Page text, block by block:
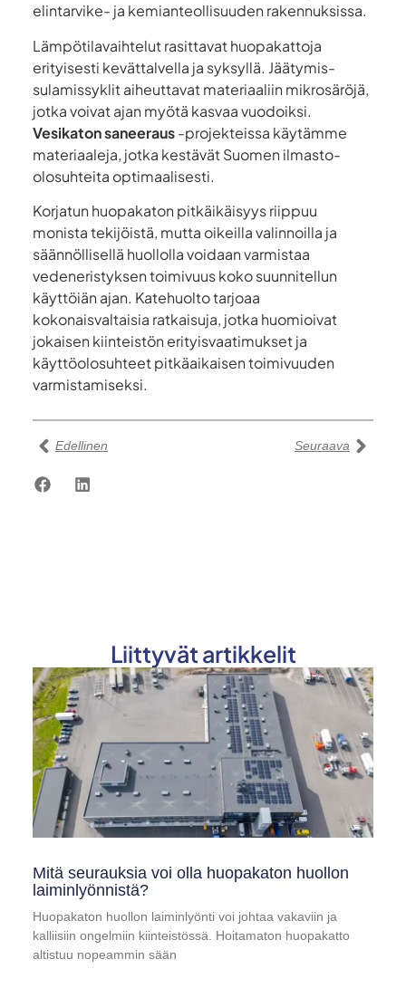
elintarvike- ja kemianteollisuuden rakennuksissa.
Lämpötilavaihtelut rasittavat huopakattoja
erityisesti kevättalvella ja syksyllä. Jäätymis-
sulamissyklit aiheuttavat materiaaliin mikrosäröjä,
jotka voivat ajan myötä kasvaa vuodoiksi.
Vesikaton saneeraus-projekteissa käytämme
materiaaleja, jotka kestävät Suomen ilmasto-
olosuhteita optimaalisesti.
Korjatun huopakaton pitkäikäisyys riippuu
monista tekijöistä, mutta oikeilla valinnoilla ja
säännöllisellä huollolla voidaan varmistaa
vedeneristyksen toimivuus koko suunnitellun
käyttöiän ajan. Katehuolto tarjoaa
kokonaisvaltaisia ratkaisuja, jotka huomioivat
jokaisen kiinteistön erityisvaatimukset ja
käyttöolosuhteet pitkäaikaisen toimivuuden
varmistamiseksi.
Edellinen Seuraava
Liittyvät artikkelit
Mitä seurauksia voi olla huopakaton huollon
laiminlyönnistä?
Huopakaton huollon laiminlyönti voi johtaa vakaviin ja
kalliisiin ongelmiin kiinteistössä. Hoitamaton huopakatto
altistuu nopeammin sään